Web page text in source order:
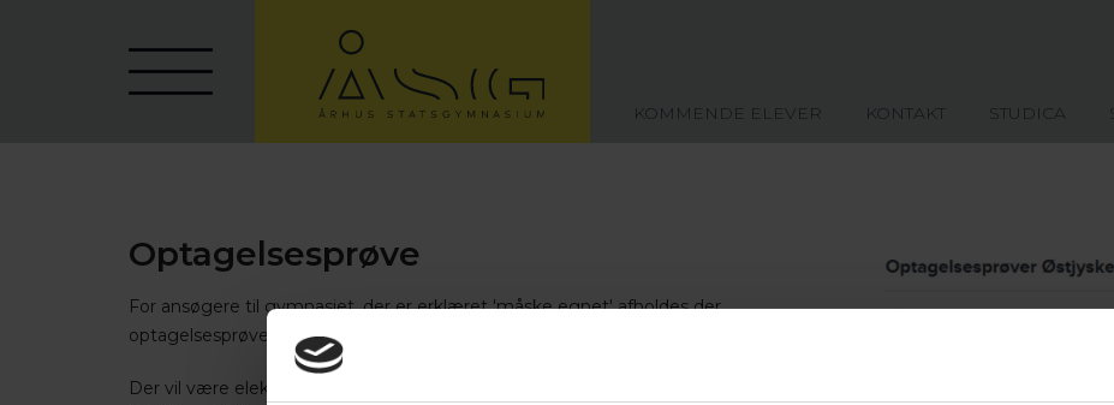
KOMMENDE ELEVER KONTAKT STUDICA
Optagelsesprøve
For ansøgere til gymnasiet, der er erklæret 'måske egnet' afholdes der
optagelsesprøver, så tidligt som muligt.
Der vil være elektroniske prøver i fagene dansk, engelsk, matematik og